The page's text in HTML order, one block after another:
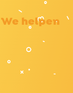
helpen